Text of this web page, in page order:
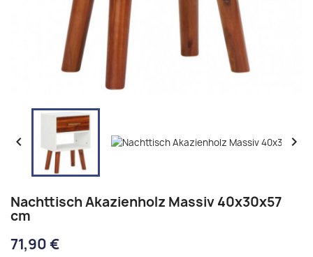
 
Nachttisch Akazienholz Massiv 40x30x57
cm
71,90 €